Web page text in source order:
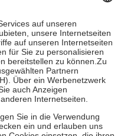
nie mehr als die tatsächlichen
für Online-Apotheken.
beträgt die
zehn Euro je
für ihre eigene Gesundheit zu
Familie zu unterstützen,
18. Lebensjahr